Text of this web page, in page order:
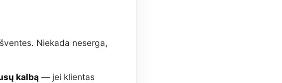
Niekada neserga,
kalbą — jei klientas